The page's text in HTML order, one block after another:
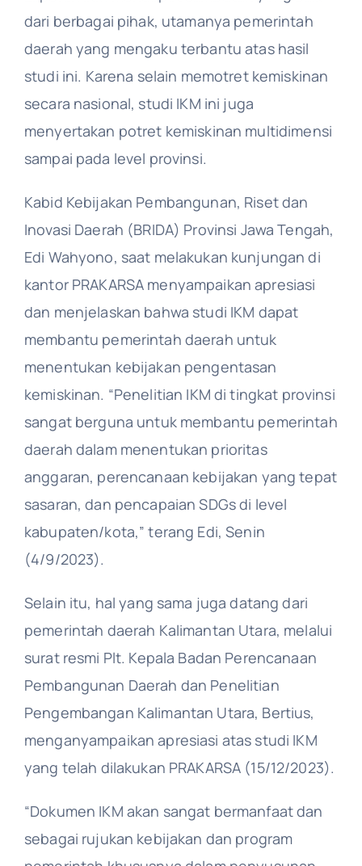
dari berbagai pihak, utamanya pemerintah
daerah yang mengaku terbantu atas hasil
studi ini. Karena selain memotret kemiskinan
secara nasional, studi IKM ini juga
menyertakan potret kemiskinan multidimensi
sampai pada level provinsi.
Kabid Kebijakan Pembangunan, Riset dan
Inovasi Daerah (BRIDA) Provinsi Jawa Tengah,
Edi Wahyono, saat melakukan kunjungan di
kantor PRAKARSA menyampaikan apresiasi
dan menjelaskan bahwa studi IKM dapat
membantu pemerintah daerah untuk
menentukan kebijakan pengentasan
kemiskinan. “Penelitian IKM di tingkat provinsi
sangat berguna untuk membantu pemerintah
daerah dalam menentukan prioritas
anggaran, perencanaan kebijakan yang tepat
sasaran, dan pencapaian SDGs di level
kabupaten/kota,” terang Edi, Senin
(4/9/2023).
Selain itu, hal yang sama juga datang dari
pemerintah daerah Kalimantan Utara, melalui
surat resmi Plt. Kepala Badan Perencanaan
Pembangunan Daerah dan Penelitian
Pengembangan Kalimantan Utara, Bertius,
menganyampaikan apresiasi atas studi IKM
yang telah dilakukan PRAKARSA (15/12/2023).
“Dokumen IKM akan sangat bermanfaat dan
sebagai rujukan kebijakan dan program